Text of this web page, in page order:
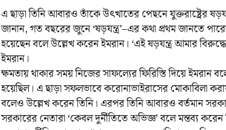
এ ছাড়া তিনি আবারও তাঁকে উৎখাতের পেছনে যুক্তরাষ্ট্রের
জানান, গত বছরের জুনে ‘ষড়যন্ত্র’–এর কথা প্রথম জানতে
হয়েছেন বলে উল্লেখ করেন ইমরান। ‘এই ষড়যন্ত্র আমার
ইমরান।
ক্ষমতায় থাকার সময় নিজের সাফল্যের ফিরিস্তি দিয়ে ইমরান
হয়েছিল। এ ছাড়া সফলভাবে করোনাভাইরাসের মোকাবিলা
বলেও উল্লেখ করেন তিনি। এরপর তিনি আবারও বর্তমান
সরকারের নেতারা ‘কেবল দুর্নীতিতে অভিজ্ঞ’ বলে মন্তব্য